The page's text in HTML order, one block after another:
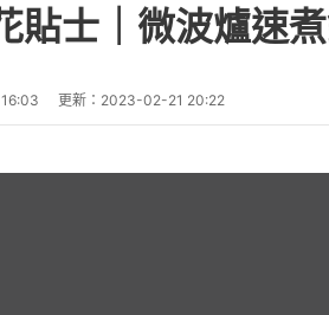
貼士｜微波爐速
更新： 2023-02-21 20:22